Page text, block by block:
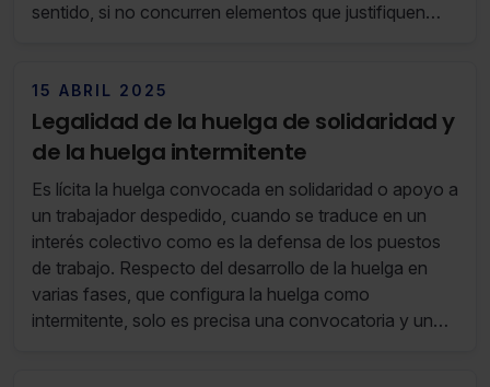
sentido, si no concurren elementos que justifiquen
15 ABRIL 2025
Legalidad de la huelga de solidaridad y
de la huelga intermitente
Es lícita la huelga convocada en solidaridad o apoyo a
un trabajador despedido, cuando se traduce en un
interés colectivo como es la defensa de los puestos
de trabajo. Respecto del desarrollo de la huelga en
varias fases, que configura la huelga como
intermitente, solo es precisa una convocatoria y un